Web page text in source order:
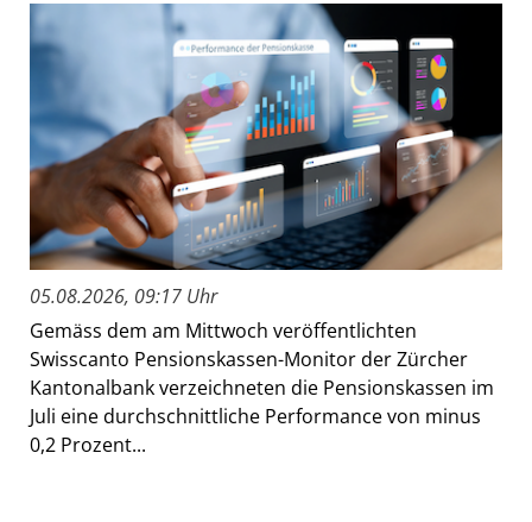
05.08.2026, 09:17 Uhr
Gemäss dem am Mittwoch veröffentlichten
Swisscanto Pensionskassen-Monitor der Zürcher
Kantonalbank verzeichneten die Pensionskassen im
Juli eine durchschnittliche Performance von minus
0,2 Prozent...